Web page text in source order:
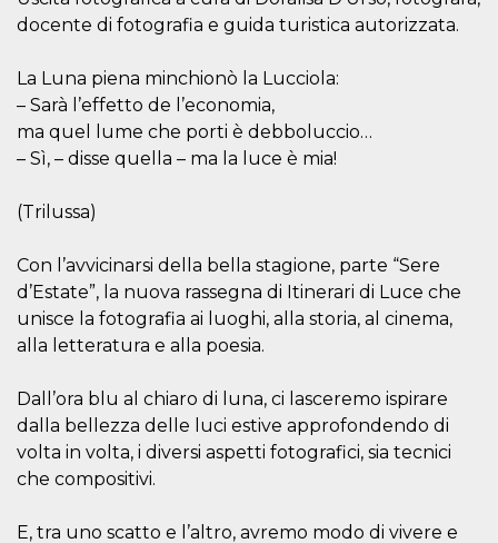
docente di fotografia e guida turistica autorizzata.
La Luna piena minchionò la Lucciola:
– Sarà l’effetto de l’economia,
ma quel lume che porti è debboluccio…
– Sì, – disse quella – ma la luce è mia!
(Trilussa)
Con l’avvicinarsi della bella stagione, parte “Sere
d’Estate”, la nuova rassegna di Itinerari di Luce che
unisce la fotografia ai luoghi, alla storia, al cinema,
alla letteratura e alla poesia.
Dall’ora blu al chiaro di luna, ci lasceremo ispirare
dalla bellezza delle luci estive approfondendo di
volta in volta, i diversi aspetti fotografici, sia tecnici
che compositivi.
E, tra uno scatto e l’altro, avremo modo di vivere e
pagine più
veloci.
oooh.events
settimane
2 giorni
Cookie-
Script.com
funzioni
correttamente.
Storage declaration
Nome
type
Descrizione
fbssls_314278995690155
Session
storage
wpEmojiSettingsSupports
cn_uc__
Local